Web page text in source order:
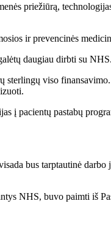
priežiūrą,
ir prevencinės
daugiau dirbti su NHS.
viso finansavimo.
į pacientų pastabų
bus tarptautinė darbo
NHS, buvo paimti iš